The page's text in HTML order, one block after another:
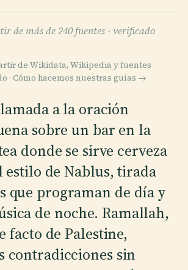
de más de 240 fuentes · verificado
de Wikidata, Wikipedia y fuentes
· Cómo hacemos nuestras guías →
a la oración
sobre un bar en la
donde se sirve cerveza
estilo de Nablus, tirada
que programan de día y
de noche. Ramallah,
facto de Palestine,
contradicciones sin